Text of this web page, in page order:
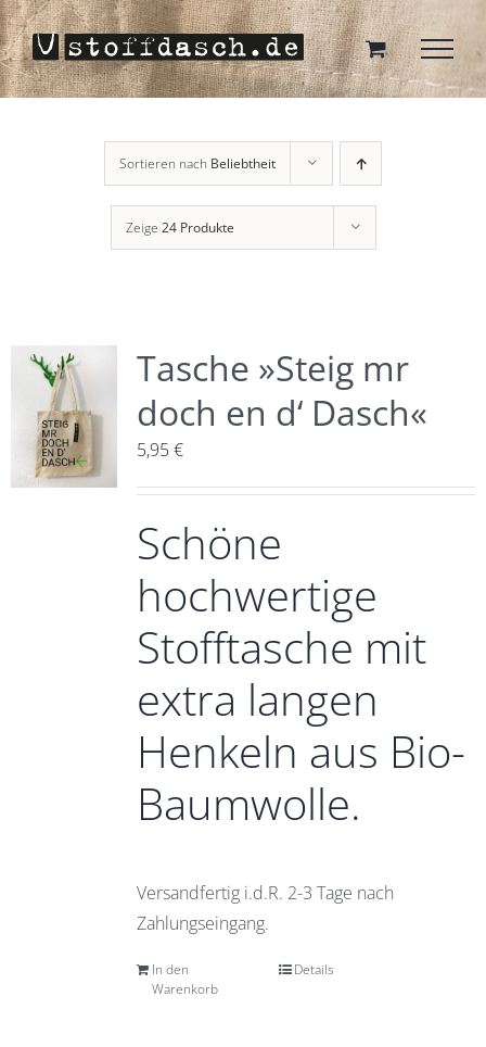
Zum
Inhalt
springen
Sortieren nach Beliebtheit
Zeige 24 Produkte
Tasche »Steig mr
doch en d‘ Dasch«
5,95€
Schöne
hochwertige
Stofftasche mit
extra langen
Henkeln aus Bio-
Baumwolle.
Versandfertig i.d.R. 2-3 Tage nach
Zahlungseingang.
In den
Warenkorb
Details